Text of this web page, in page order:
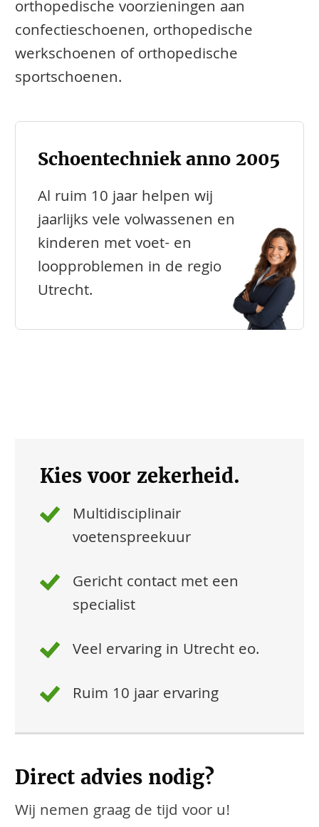
orthopedische voorzieningen aan
confectieschoenen, orthopedische
werkschoenen of orthopedische
sportschoenen.
Schoentechniek anno 2005
Al ruim 10 jaar helpen wij
jaarlijks vele volwassenen en
kinderen met voet- en
loopproblemen in de regio
Utrecht.
Kies voor zekerheid.
Multidisciplinair
voetenspreekuur
Gericht contact met een
specialist
Veel ervaring in Utrecht eo.
Ruim 10 jaar ervaring
Direct advies nodig?
Wij nemen graag de tijd voor u!